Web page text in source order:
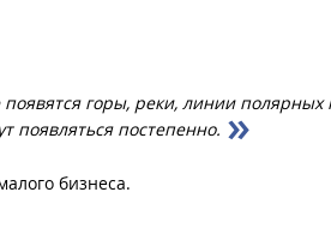
горы, реки, линии полярных
появляться постепенно.
бизнеса.